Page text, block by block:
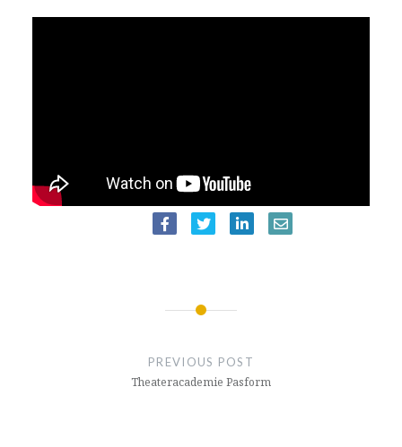
PREVIOUS POST
Theateraca­demie Pasform